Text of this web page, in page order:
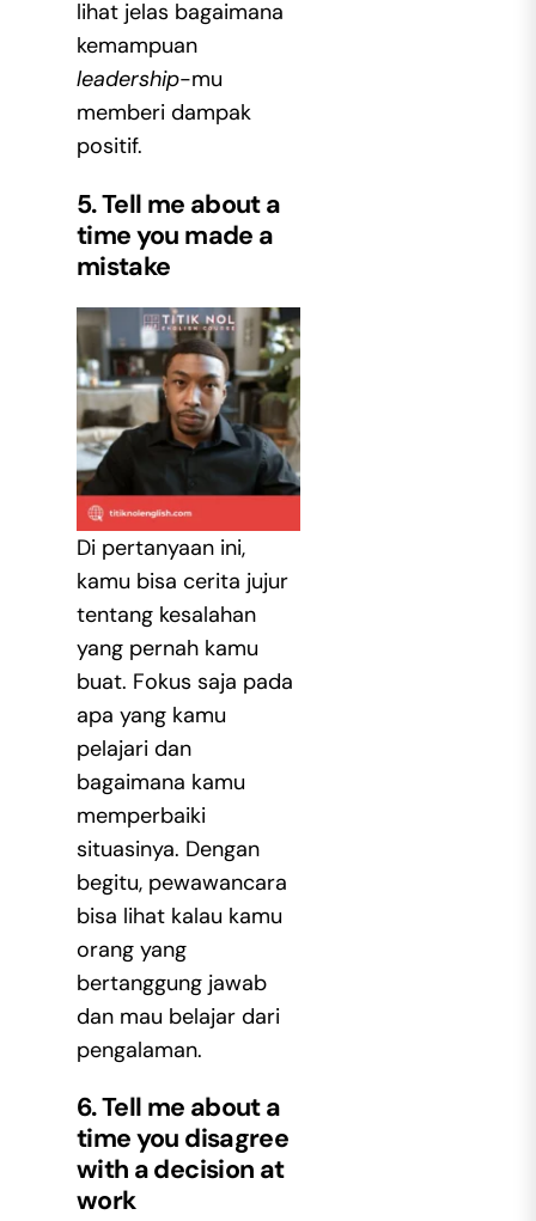
lihat jelas bagaimana
kemampuan
leadership-mu
memberi dampak
positif.
5. Tell me about a
time you made a
mistake
Di pertanyaan ini,
kamu bisa cerita jujur
tentang kesalahan
yang pernah kamu
buat. Fokus saja pada
apa yang kamu
pelajari dan
bagaimana kamu
memperbaiki
situasinya. Dengan
begitu, pewawancara
bisa lihat kalau kamu
orang yang
bertanggung jawab
dan mau belajar dari
pengalaman.
6. Tell me about a
time you disagree
with a decision at
work